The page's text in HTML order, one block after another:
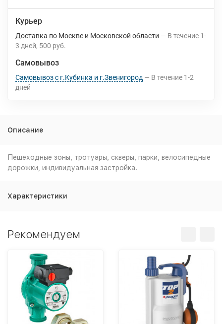
Курьер
Доставка по Москве и Московской области В течение 1-
3 дней 500 руб.
Самовывоз
Самовывоз с г.Кубинка и г.Звенигород В течение 1-2
дней
Описание
Пешеходные зоны, тротуары, скверы, парки, велосипедные
дорожки, индивидуальная застройка.
Характеристики
Рекомендуем